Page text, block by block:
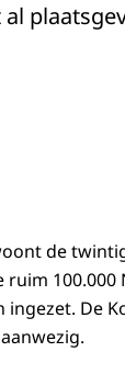
de
ingezet. De